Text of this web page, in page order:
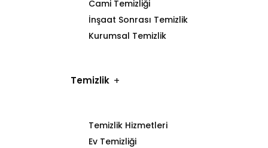
Cami Temizliği
İnşaat Sonrası Temizlik
Kurumsal Temizlik
Temizlik
Temizlik Hizmetleri
Ev Temizliği